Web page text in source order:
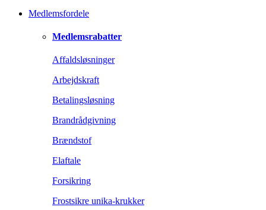
Medlemsfordele
Medlemsrabatter
Affaldsløsninger
Arbejdskraft
Betalingsløsning
Brandrådgivning
Brændstof
Elaftale
Forsikring
Frostsikre unika-krukker